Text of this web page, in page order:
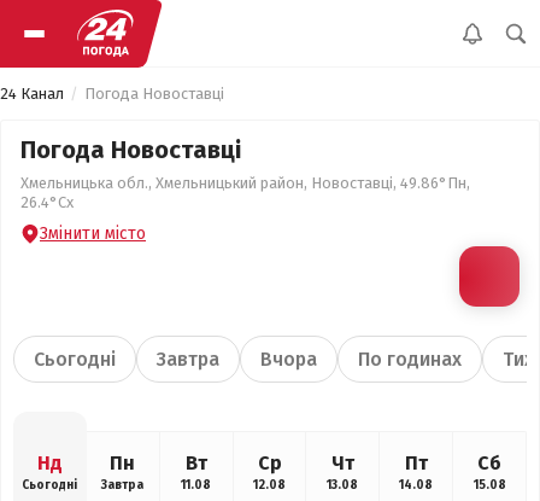
24 Канал Погода Новоставці
Погода Новоставці
Хмельницька обл., Хмельницький район, Новоставці, 49.86°Пн,
26.4°Сх
Змінити місто
Сьогодні Завтра Вчора По годинах
Нд
Сьогодні
Пн
Завтра
Вт
11.08
Ср
12.08
Чт
13.08
Пт
14.08
Сб
15.08